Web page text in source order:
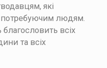
які
людям.
всіх
та всіх